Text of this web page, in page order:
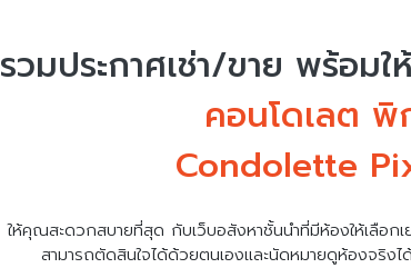
รวมประกาศเช่า/ขาย พร้อมใ
คอนโดเลต พิ
Condolette
ให้คุณสะดวกสบายที่สุด กับเว็บอสังหาชั้นนำที่มีห้องให้เลือ
สามารถตัดสินใจได้ด้วยตนเองและนัดหมายดูห้องจริ